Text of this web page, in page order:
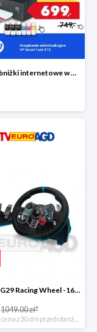
Mocne obniżki internetowe w EURO RTV AGD
Logitech G29 Racing Wheel -16zł
1049.00 zł*
*najniższa cena z 30 dni przed obniżką